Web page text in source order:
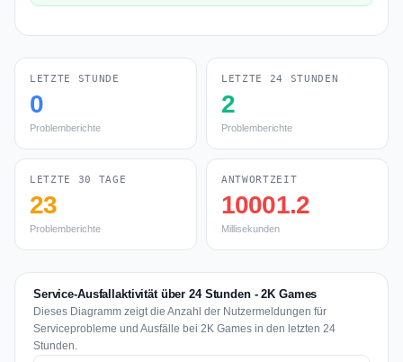
LETZTE STUNDE
0
Problemberichte
LETZTE 24 STUNDEN
2
Problemberichte
LETZTE 30 TAGE
23
Problemberichte
ANTWORTZEIT
10001.2
Millisekunden
Service-Ausfallaktivität über 24 Stunden - 2K Games
Dieses Diagramm zeigt die Anzahl der Nutzermeldungen für
Serviceprobleme und Ausfälle bei 2K Games in den letzten 24
Stunden.